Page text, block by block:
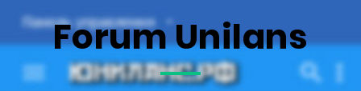
Forum Unilans